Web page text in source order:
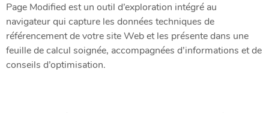
Page Modified est un outil d’exploration intégré au
navigateur qui capture les données techniques de
référencement de votre site Web et les présente dans une
feuille de calcul soignée, accompagnées d’informations et de
conseils d’optimisation.